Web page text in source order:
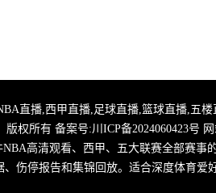
直播,西甲直播,足球直播,篮球直播,五
版权所有 备案号:川ICP备2024060423号
高清观看、西甲、五大联赛全部赛
伤停报告和集锦回放。适合深度体育爱